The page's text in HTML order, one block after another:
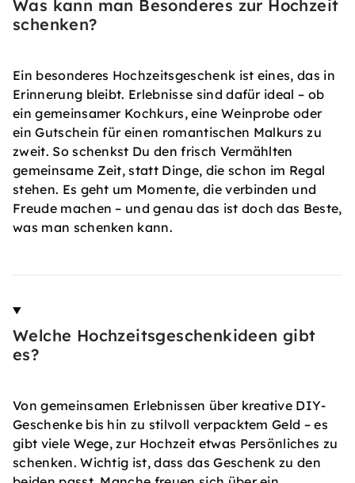
Was kann man Besonderes zur Hochzeit
schenken?
Ein besonderes Hochzeitsgeschenk ist eines, das in
Erinnerung bleibt. Erlebnisse sind dafür ideal – ob
ein gemeinsamer Kochkurs, eine Weinprobe oder
ein Gutschein für einen romantischen Malkurs zu
zweit. So schenkst Du den frisch Vermählten
gemeinsame Zeit, statt Dinge, die schon im Regal
stehen. Es geht um Momente, die verbinden und
Freude machen – und genau das ist doch das Beste,
was man schenken kann.
Welche Hochzeitsgeschenkideen gibt
es?
Von gemeinsamen Erlebnissen über kreative DIY-
Geschenke bis hin zu stilvoll verpacktem Geld – es
gibt viele Wege, zur Hochzeit etwas Persönliches zu
schenken. Wichtig ist, dass das Geschenk zu den